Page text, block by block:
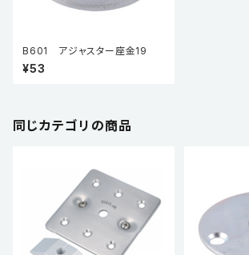
B601 アジャスター座金19
¥53
同じカテゴリの商品